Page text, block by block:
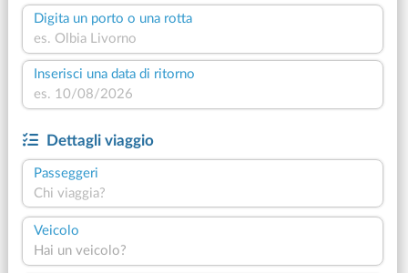
Digita un porto o una rotta
Inserisci una data di ritorno
Dettagli viaggio
Passeggeri
Chi viaggia?
Veicolo
Hai un veicolo?